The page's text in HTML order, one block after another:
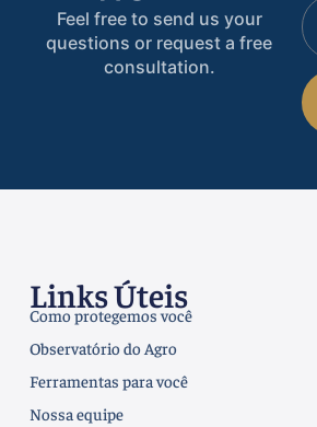
Feel free to send us your
questions or request a free
consultation.
Links Úteis
Como protegemos você
Observatório do Agro
Ferramentas para você
Nossa equipe